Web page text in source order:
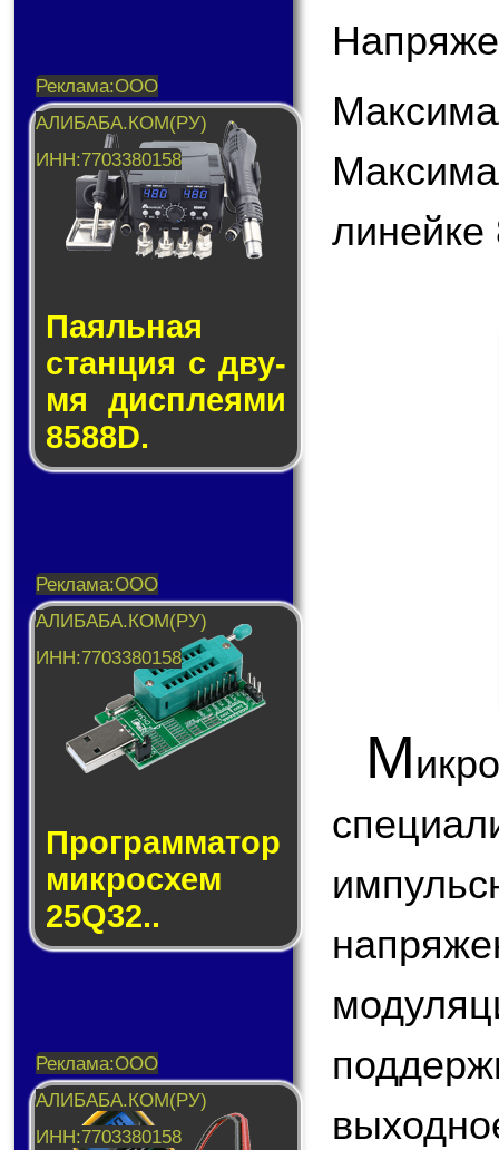
Паяльная
стан­ция с дву­
мя дис­пле­я­ми
8588D.
Прог­рам­ма­тор
мик­ро­схем
25Q32..
М